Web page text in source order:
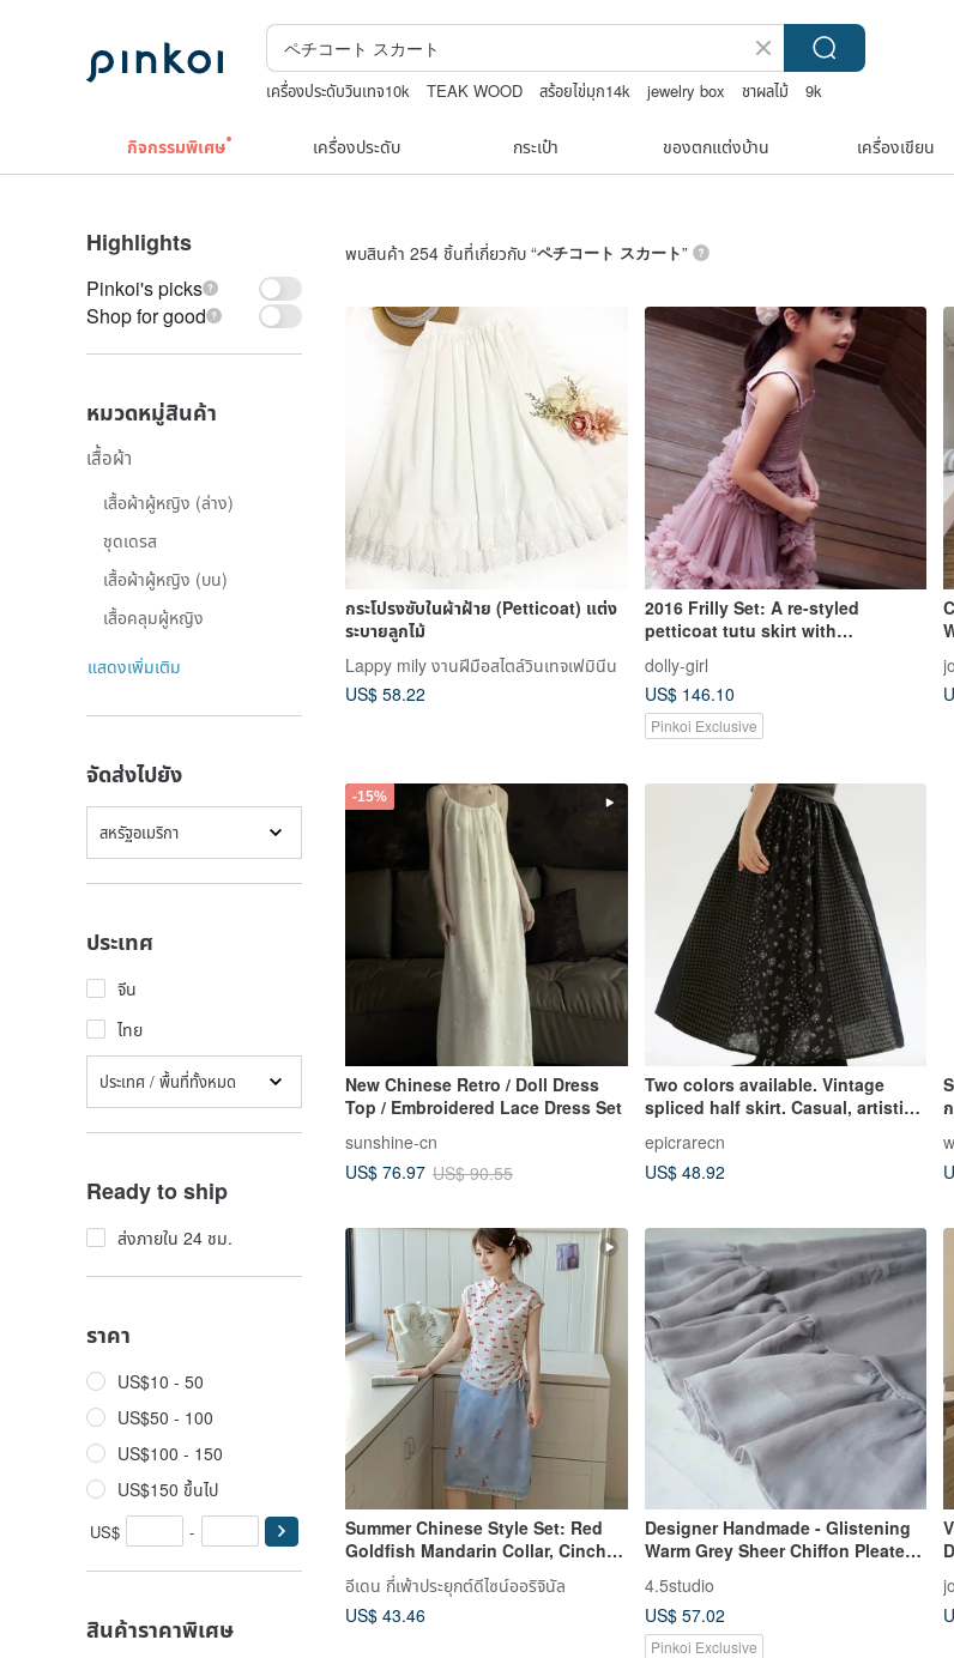
เครื่องประดับวินเทจ10k TEAK WOOD สร้อยไข่มุก14k jewelry box ชาผลไม้
9k
กิจกรรมพิเศษ เครื่องประดับ กระเป๋า ของตกแต่งบ้าน เครื่องเขียน
Highlights
Pinkoi's picks
Shop for good
หมวดหมู่สินค้า
เสื้อผ้า
เสื้อผ้าผู้หญิง (ล่าง)
ชุดเดรส
เสื้อผ้าผู้หญิง (บน)
เสื้อคลุมผู้หญิง
แสดงเพิ่มเติม
จัดส่งไปยัง
สหรัฐอเมริกา
ประเทศ
จีน
ไทย
ประเทศ / พื้นที่ทั้งหมด
Ready to ship
ส่งภายใน 24 ชม.
ราคา
US$10 - 50
US$50 - 100
US$100 - 150
US$150 ขึ้นไป
US$ -
สินค้าราคาพิเศษ
พบสินค้า 254 ชิ้นที่เกี่ยวกับ “ペチコート スカート”
กระโปรงซับในผ้าฝ้าย (Petticoat) แต่ง
ระบายลูกไม้
Lappy mily งานฝีมือสไตล์วินเทจเฟมินีน
US$ 58.22
2016 Frilly Set: A re-styled
petticoat tutu skirt with
top with many frills and ruffles
made from the softest chiffon of
the highest quality
dolly-girl
US$ 146.10
Pinkoi Exclusive
-15%
New Chinese Retro / Doll Dress
Top / Embroidered Lace Dress Set
sunshine-cn
US$ 76.97 US$ 90.55
Two colors available. Vintage
spliced half skirt. Casual, artistic
epicrarecn
US$ 48.92
Summer Chinese Style Set: Red
Goldfish Mandarin Collar, Cinched
Waist Top with a Light Blue A-
Line Skirt
อีเดน กี่เพ้าประยุกต์ดีไซน์ออริจินัล
US$ 43.46
Designer Handmade - Glistening
Warm Grey Sheer Chiffon Pleated
Layering Skirt/Underlayer
4.5studio
US$ 57.02
Pinkoi Exclusive